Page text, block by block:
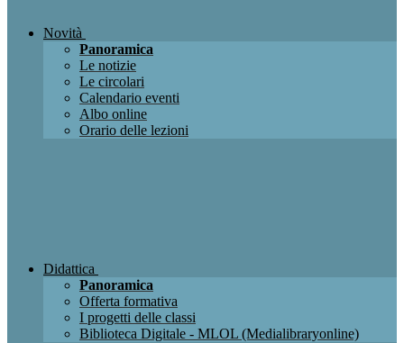
Novità
Panoramica
Le notizie
Le circolari
Calendario eventi
Albo online
Orario delle lezioni
Didattica
Panoramica
Offerta formativa
I progetti delle classi
Biblioteca Digitale - MLOL (Medialibraryonline)